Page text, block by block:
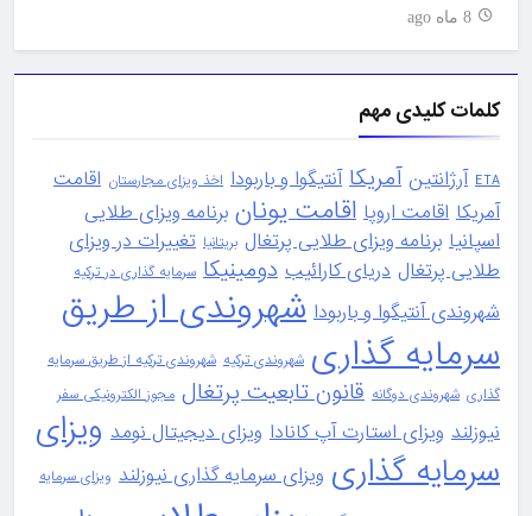
8 ماه ago
کلمات کلیدی مهم
ETA آرژانتین آمریکا آنتیگوا و باربودا اخذ ویزای مجارستان اقامت
آمریکا اقامت اروپا اقامت یونان برنامه ویزای طلایی
اسپانیا برنامه ویزای طلایی پرتغال بریتانیا تغییرات در ویزای
طلایی پرتغال دریای کارائیب دومینیکا سرمایه گذاری در ترکیه
شهروندی آنتیگوا و باربودا شهروندی از طریق
سرمایه گذاری شهروندی ترکیه شهروندی ترکیه از طریق سرمایه
گذاری شهروندی دوگانه قانون تابعیت پرتغال مجوز الکترونیکی سفر
نیوزلند ویزای استارت آپ کانادا ویزای دیجیتال نومد ویزای
سرمایه گذاری ویزای سرمایه گذاری نیوزلند ویزای سرمایه